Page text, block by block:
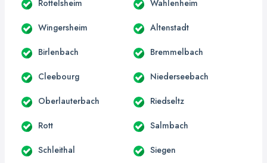
Rottelsheim Wahlenheim
Wingersheim Altenstadt
Birlenbach Bremmelbach
Cleebourg Niederseebach
Oberlauterbach Riedseltz
Rott Salmbach
Schleithal Siegen